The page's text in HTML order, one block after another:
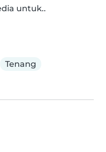
untuk..
Tenang